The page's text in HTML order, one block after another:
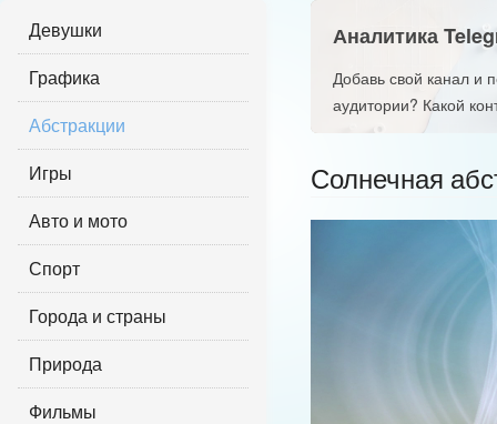
Девушки
Графика
Абстракции
Игры
Авто и мото
Спорт
Города и страны
Природа
Фильмы
Аналитика
Добавь свой канал и
аудитории? Какой
Солнечная